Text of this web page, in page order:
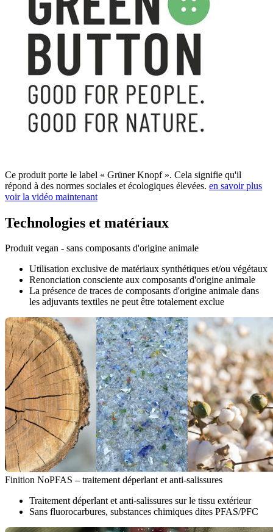
Ce produit porte le label « Grüner Knopf ». Cela signifie qu'il
répond à des normes sociales et écologiques élevées. en savoir plus
voir la vidéo maintenant
Technologies et matériaux
Produit vegan - sans composants d'origine animale
Utilisation exclusive de matériaux synthétiques et/ou végétaux
Renonciation consciente aux composants d'origine animale
La présence de traces de composants d'origine animale dans
les adjuvants textiles ne peut être totalement exclue
Finition NoPFAS – traitement déperlant et anti-salissures
Traitement déperlant et anti-salissures sur le tissu extérieur
Sans fluorocarbures, substances chimiques dites PFAS/PFC